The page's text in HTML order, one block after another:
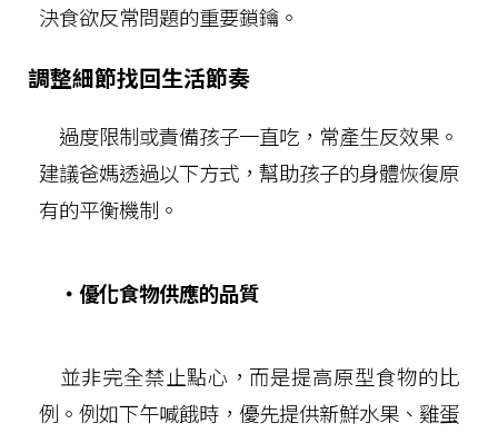
決食欲反常問題的重要鎖鑰。
調整細節找回生活節奏
過度限制或責備孩子一直吃，常產生反效果。
建議爸媽透過以下方式，幫助孩子的身體恢復原
有的平衡機制。
‧優化食物供應的品質
並非完全禁止點心，而是提高原型食物的比
例。例如下午喊餓時，優先提供新鮮水果、雞蛋